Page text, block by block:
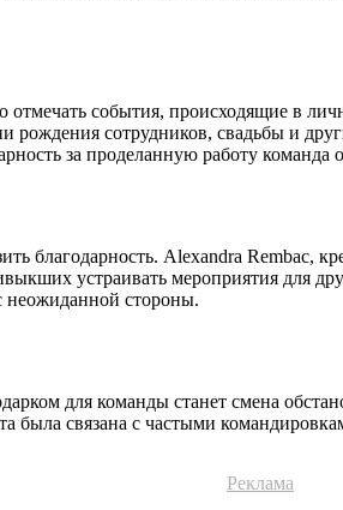
события, происходящие в
рождения сотрудников, свадьбы и
за проделанную работу команда
благодарность. Alexandra Rembac,
устраивать мероприятия для
неожиданной стороны.
для команды станет смена
была связана с частыми
Реклама